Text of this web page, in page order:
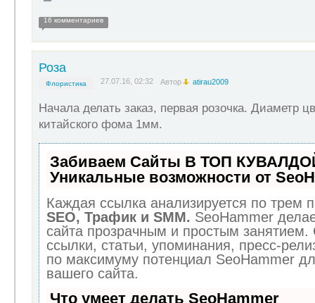
16 комментариев
Роза
Флористика 27.07.16, 02:32 Автор atirau2009
Начала делать заказ, первая розочка. Диаметр
китайского фома 1мм.
Забиваем Сайты В ТОП
Уникальные возможности от
Каждая ссылка анализируется по трем
SEO, Трафик и SMM. SeoHammer
сайта прозрачным и простым
ссылки, статьи, упоминания, пресс-
по максимуму потенциал SeoHammer
вашего сайта.
Что умеет делать SeoHammer